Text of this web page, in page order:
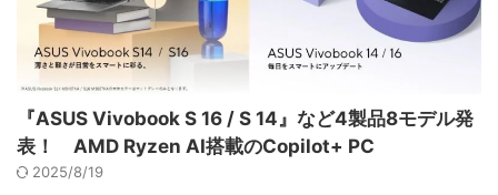
『ASUS Vivobook S 16 / S 14』など4製品8モデル発
表！ AMD Ryzen AI搭載のCopilot+ PC
2025/8/19